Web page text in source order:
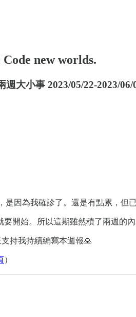
new worlds.
週大小事 2023/05/22-2023/06/
是因為我確診了。還是有點累，但
要開始。所以這期雖然積了兩週的
持我持續編寫本週報🙏
）